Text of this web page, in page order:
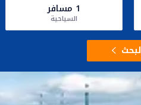
1 مسافر
السياحية